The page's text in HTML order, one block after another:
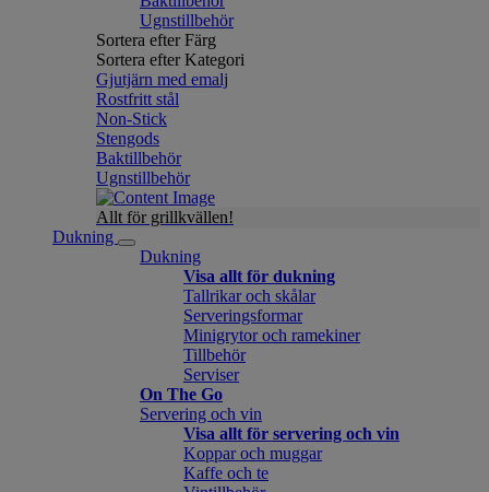
Ugnstillbehör
Sortera efter Färg
Sortera efter Kategori
Gjutjärn med emalj
Rostfritt stål
Non-Stick
Stengods
Baktillbehör
Ugnstillbehör
Allt för grillkvällen!
Dukning
Dukning
Visa allt för dukning
Tallrikar och skålar
Serveringsformar
Minigrytor och ramekiner
Tillbehör
Serviser
On The Go
Servering och vin
Visa allt för servering och vin
Koppar och muggar
Kaffe och te